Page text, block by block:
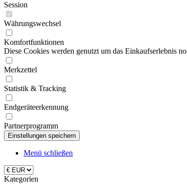
Session
Währungswechsel
Komfortfunktionen
Diese Cookies werden genutzt um das Einkaufserlebnis
Merkzettel
Statistik & Tracking
Endgeräteerkennung
Partnerprogramm
Menü schließen
Kategorien